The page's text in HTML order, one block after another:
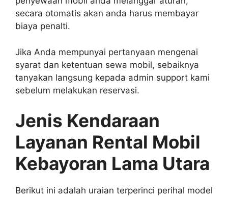
secara otomatis akan anda harus membayar
biaya penalti.
Jika Anda mempunyai pertanyaan mengenai
syarat dan ketentuan sewa mobil, sebaiknya
tanyakan langsung kepada admin support kami
sebelum melakukan reservasi.
Jenis Kendaraan
Layanan Rental Mobil
Kebayoran Lama Utara
Berikut ini adalah uraian terperinci perihal model